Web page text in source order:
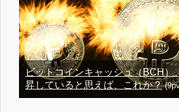
ビットコインキャッシュ（BCH）
昇していると思えば、これか？